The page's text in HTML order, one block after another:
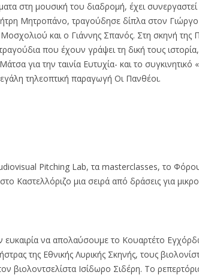
στη μουσική του διαδρομή, έχει
Μητροπάνο, τραγούδησε δίπλα στον Γιώργο
και ο Γιάννης Σπανός. Στη σκηνή της
που έχουν γράψει τη δική τους
για την ταινία Ευτυχία- και το συγκινητικό
τηλεοπτική παραγωγή Οι Πανθέοι.
Pitching Lab, τα masterclasses, το
Καστελλόριζο μια σειρά από δράσεις για
ευκαιρία να απολαύσουμε το Κουαρτέτο
της Εθνικής Λυρικής Σκηνής, τους
βιολοντσελίστα Ισίδωρο Σιδέρη. Το